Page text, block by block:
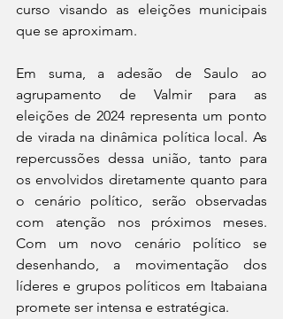
curso visando as eleições municipais
que se aproximam.
Em suma, a adesão de Saulo ao
agrupamento de Valmir para as
eleições de 2024 representa um ponto
de virada na dinâmica política local. As
repercussões dessa união, tanto para
os envolvidos diretamente quanto para
o cenário político, serão observadas
com atenção nos próximos meses.
Com um novo cenário político se
desenhando, a movimentação dos
líderes e grupos políticos em Itabaiana
promete ser intensa e estratégica.